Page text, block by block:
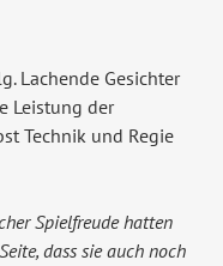
Lachende Gesichter
Leistung der
Technik und Regie
Spielfreude hatten
dass sie auch noch